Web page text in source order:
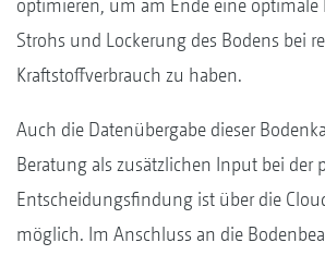
Strohs und Lockerung des Bodens bei
Kraftstoffverbrauch zu haben.
Auch die Datenübergabe dieser
Beratung als zusätzlichen Input bei der
Entscheidungsfindung ist über die
möglich. Im Anschluss an die